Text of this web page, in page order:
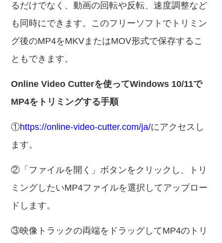
るだけでなく、動画の回転や反転、速度調整など
も同時にできます。このフリーソフトでトリミン
グ後のMP4をMKVまたはMOV形式で保存するこ
ともできます。
Online Video Cutterを使ってWindows 10/11で
MP4をトリミングする手順
①https://online-video-cutter.com/ja/にアクセスし
ます。
②「ファイルを開く」ボタンをクリックし、トリ
ミングしたいMP4ファイルを選択してアップロー
ドします。
③映像トラックの両端をドラッグしてMP4のトリ